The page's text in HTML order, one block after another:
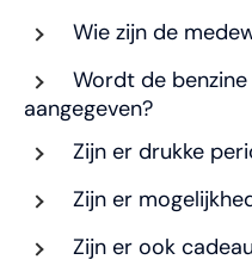
Wie zijn de
Wordt de
aangegeven?
Zijn er drukke
Zijn er
Zijn er ook